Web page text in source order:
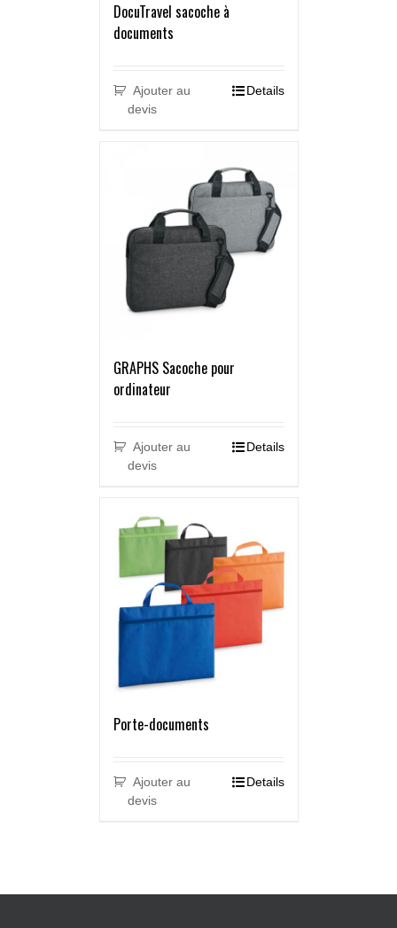
DocuTravel sacoche à
documents
Ajouter au
devis
Details
GRAPHS Sacoche pour
ordinateur
Ajouter au
devis
Details
Porte-documents
Ajouter au
devis
Details